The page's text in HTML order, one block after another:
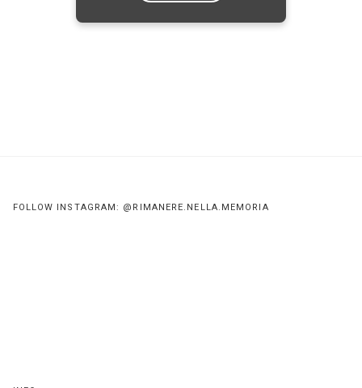
FOLLOW INSTAGRAM: @RIMANERE.NELLA.MEMORIA